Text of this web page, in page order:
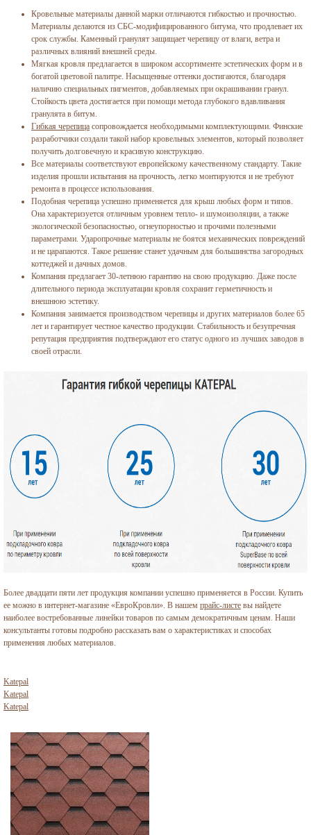
Кровельные материалы данной марки отличаются гибкостью и прочностью.
Материалы делаются из СБС-модифицированного битума, что продлевает их
срок службы. Каменный гранулят защищает черепицу от влаги, ветра и
различных влияний внешней среды.
Мягкая кровля предлагается в широком ассортименте эстетических форм и в
богатой цветовой палитре. Насыщенные оттенки достигаются, благодаря
наличию специальных пигментов, добавляемых при окрашивании гранул.
Стойкость цвета достигается при помощи метода глубокого вдавливания
гранулята в битум.
Гибкая черепица сопровождается необходимыми комплектующими. Финские
разработчики создали такой набор кровельных элементов, который позволяет
получить долговечную и красивую конструкцию.
Все материалы соответствуют европейскому качественному стандарту. Такие
изделия прошли испытания на прочность, легко монтируются и не требуют
ремонта в процессе использования.
Подобная черепица успешно применяется для крыш любых форм и типов.
Она характеризуется отличным уровнем тепло- и шумоизоляции, а также
экологической безопасностью, огнеупорностью и прочими полезными
параметрами. Ударопрочные материалы не боятся механических повреждений
и не царапаются. Такое решение станет удачным для большинства загородных
коттеджей и дачных домов.
Компания предлагает 30-летнюю гарантию на свою продукцию. Даже после
длительного периода эксплуатации кровля сохранит герметичность и
внешнюю эстетику.
Компания занимается производством черепицы и других материалов более 65
лет и гарантирует честное качество продукции. Стабильность и безупречная
репутация предприятия подтверждают его статус одного из лучших заводов в
своей отрасли.
Более двадцати пяти лет продукция компании успешно применяется в России. Купить
ее можно в интернет-магазине «ЕвроКровли». В нашем прайс-листе вы найдете
наиболее востребованные линейки товаров по самым демократичным ценам. Наши
консультанты готовы подробно рассказать вам о характеристиках и способах
применения любых материалов.
Katepal
Katepal
Katepal